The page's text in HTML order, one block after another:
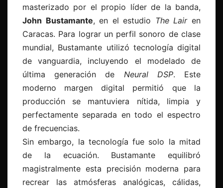
masterizado por el propio líder de la banda,
John Bustamante, en el estudio The Lairen
Caracas. Para lograr un perfil sonoro de clase
mundial, Bustamante utilizó tecnología digital
de vanguardia, incluyendo el modelado de
última generación de Neural DSP. Este
moderno margen digital permitió que la
producción se mantuviera nítida, limpia y
perfectamente separada en todo el espectro
de frecuencias.
Sin embargo, la tecnología fue solo la mitad
de la ecuación. Bustamante equilibró
magistralmente esta precisión moderna para
recrear las atmósferas analógicas, cálidas,